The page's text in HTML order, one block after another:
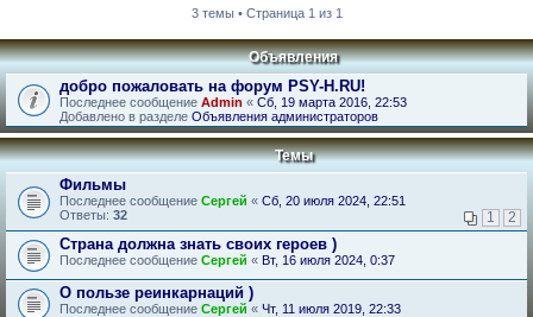
3 темы • Страница 1 из 1
Объявления
добро пожаловать на форум PSY-H.RU!
Последнее сообщение Admin « Сб, 19 марта 2016, 22:53
Добавлено в разделе Объявления администраторов
Темы
Фильмы
Последнее сообщение Сергей « Сб, 20 июля 2024, 22:51
Ответы: 32 1 2
Страна должна знать своих героев )
Последнее сообщение Сергей « Вт, 16 июля 2024, 0:37
О пользе реинкарнаций )
Последнее сообщение Сергей « Чт, 11 июля 2019, 22:33